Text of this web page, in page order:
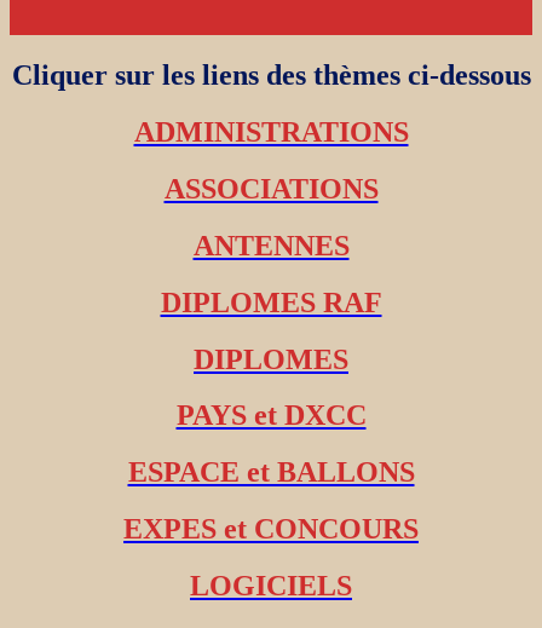
Cliquer sur les liens des thèmes ci-dessous
ADMINISTRATIONS
ASSOCIATIONS
ANTENNES
DIPLOMES RAF
DIPLOMES
PAYS et DXCC
ESPACE et BALLONS
EXPES et CONCOURS
LOGICIELS